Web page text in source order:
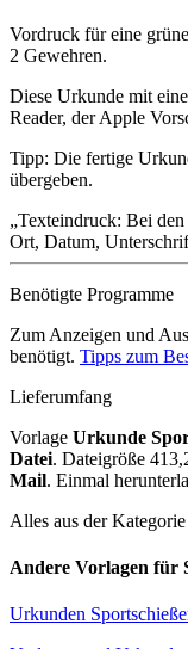
Vordruck für eine
2 Gewehren.
Diese Urkunde mit
Reader, der Apple
Tipp: Die fertige
übergeben.
Texteindruck: Bei
Ort, Datum,
Benötigte Programme
Zum Anzeigen und
benötigt. Tipps zum
Lieferumfang
Vorlage Urkunde
Datei. Dateigröße
Mail. Einmal
Alles aus der Kategorie
Andere Vorlagen für
Urkunden